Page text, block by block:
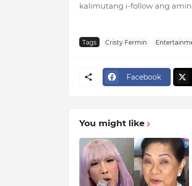
kalimutang i-follow ang
Tags Cristy Fermin
Facebook
You might like